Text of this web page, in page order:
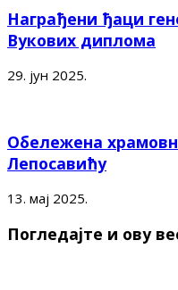
Награђени ђаци
Вукових диплома
29. јун 2025.
Обележена
Лепосавићу
13. мај 2025.
Погледајте и ову